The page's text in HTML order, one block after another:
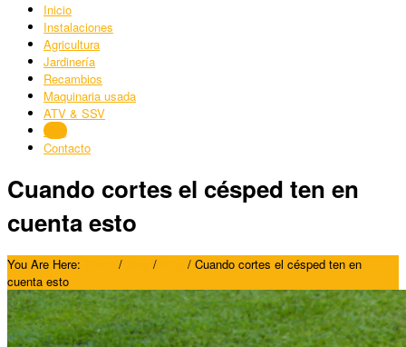
Inicio
Instalaciones
Agricultura
Jardinería
Recambios
Maquinaria usada
ATV & SSV
Blog
Contacto
Cuando cortes el césped ten en
cuenta esto
You Are Here: / / / Cuando cortes el césped ten en
cuenta esto